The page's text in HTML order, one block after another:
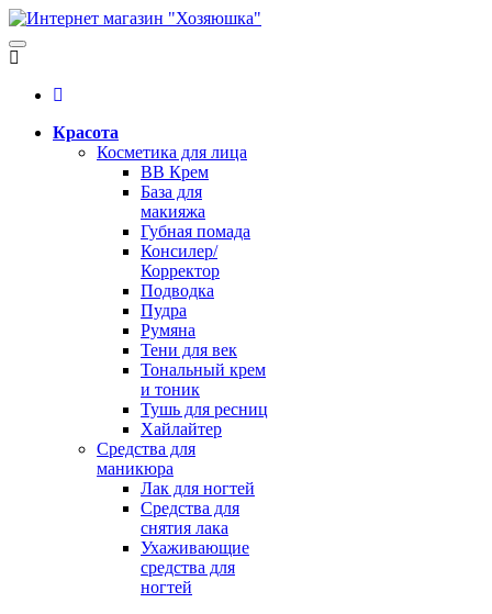
Красота
Косметика для лица
BB Крем
База для
макияжа
Губная помада
Консилер/
Корректор
Подводка
Пудра
Румяна
Тени для век
Тональный крем
и тоник
Тушь для ресниц
Хайлайтер
Средства для
маникюра
Лак для ногтей
Средства для
снятия лака
Ухаживающие
средства для
ногтей